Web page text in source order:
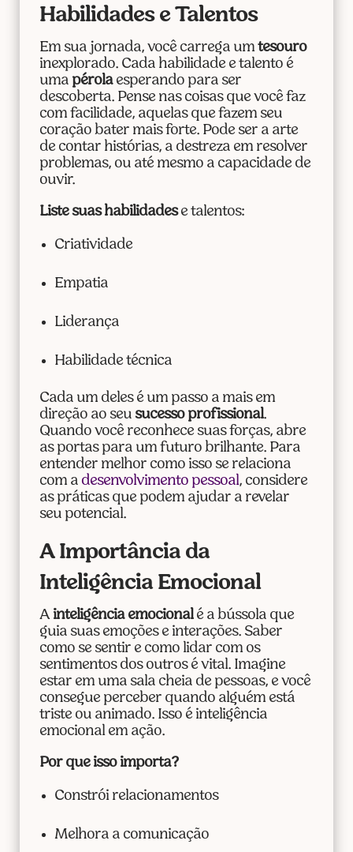
Habilidades e Talentos
Em sua jornada, você carrega um tesouro
inexplorado. Cada habilidade e talento é
uma pérolaesperando para ser
descoberta. Pense nas coisas que você faz
com facilidade, aquelas que fazem seu
coração bater mais forte. Pode ser a arte
de contar histórias, a destreza em resolver
problemas, ou até mesmo a capacidade de
ouvir.
Liste suas habilidadese talentos:
Criatividade
Empatia
Liderança
Habilidade técnica
Cada um deles é um passo a mais em
direção ao seu sucesso profissional.
Quando você reconhece suas forças, abre
as portas para um futuro brilhante. Para
entender melhor como isso se relaciona
com a desenvolvimento pessoal, considere
as práticas que podem ajudar a revelar
seu potencial.
A Importância da
Inteligência Emocional
A inteligência emocionalé a bússola que
guia suas emoções e interações. Saber
como se sentir e como lidar com os
sentimentos dos outros é vital. Imagine
estar em uma sala cheia de pessoas, e você
consegue perceber quando alguém está
triste ou animado. Isso é inteligência
emocional em ação.
Por que isso importa?
Constrói relacionamentos
Melhora a comunicação